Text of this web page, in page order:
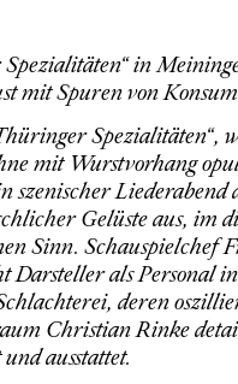
in
mit Spuren von
Spezialitäten“,
mit Wurstvorhang
szenischer Liederabend
Gelüste aus, im
Sinn. Schauspielchef
Darsteller als Personal
deren
Christian Rinke
ausstattet.